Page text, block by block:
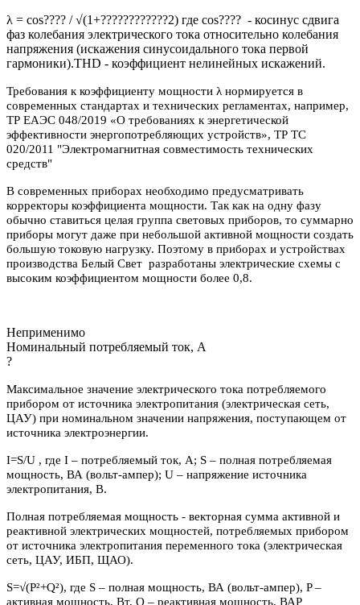
λ = cos???? / √(1+????????????2) где cos???? - косинус сдвига
фаз колебания электрического тока относительно колебания
напряжения (искажения синусоидального тока первой
гармоники).THD - коэффициент нелинейных искажений.
Требования к коэффициенту мощности λ нормируется в
современных стандартах и технических регламентах, например,
ТР ЕАЭС 048/2019 «О требованиях к энергетической
эффективности энергопотребляющих устройств», ТР ТС
020/2011 "Электромагнитная совместимость технических
средств"
В современных приборах необходимо предусматривать
корректоры коэффициента мощности. Так как на одну фазу
обычно ставиться целая группа световых приборов, то суммарно
приборы могут даже при небольшой активной мощности создать
большую токовую нагрузку. Поэтому в приборах и устройствах
производства Белый Свет разработаны электрические схемы с
высоким коэффициентом мощности более 0,8.
Неприменимо
Номинальный потребляемый ток, А
?
Максимальное значение электрического тока потребляемого
прибором от источника электропитания (электрическая сеть,
ЦАУ) при номинальном значении напряжения, поступающем от
источника электроэнергии.
I=S/U , где I – потребляемый ток, А; S – полная потребляемая
мощность, ВА (вольт-ампер); U – напряжение источника
электропитания, В.
Полная потребляемая мощность - векторная сумма активной и
реактивной электрических мощностей, потребляемых прибором
от источника электропитания переменного тока (электрическая
сеть, ЦАУ, ИБП, ЩАО).
S=√(P²+Q²), где S – полная мощность, ВА (вольт-ампер), P –
активная мощность, Вт, Q – реактивная мощность, ВАР